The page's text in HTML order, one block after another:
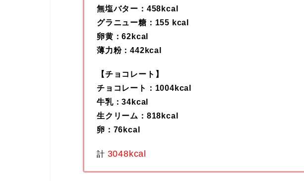
無塩バター：458kcal
グラニュー糖：155 kcal
卵黄：62kcal
薄力粉：442kcal
【チョコレート】
チョコレート：1004kcal
牛乳：34kcal
生クリーム：818kcal
卵：76kcal
計 3048kcal